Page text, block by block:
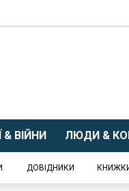
& ВІЙНИ ЛЮДИ &
ДОВІДНИКИ